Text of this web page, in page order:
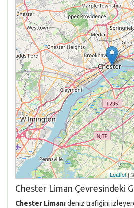
Leaflet |
Chester Liman Çevresindeki
Chester Limanıdeniz trafiğini